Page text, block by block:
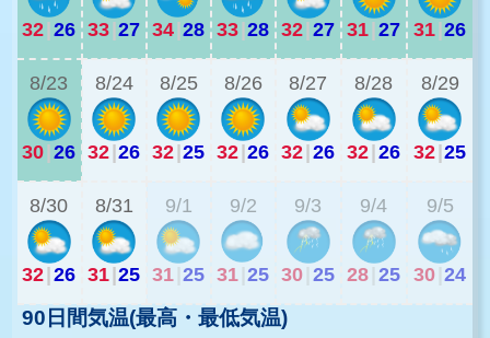
32|26 33|27 34|28 33|28 32|27 31|27 31|26
8/23
30|26
8/24
32|26
8/25
32|25
8/26
32|26
8/27
32|26
8/28
32|26
8/29
32|25
8/30
32|26
8/31
31|25
9/1
31 25
9/2
31 25
9/3
30 25
9/4
28 25
9/5
30 24
90日間気温(最高・最低気温)